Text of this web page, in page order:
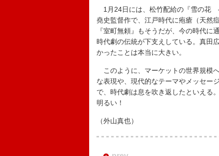
1月24日には、松竹配給の『雪の花
堯史監督作で、江戸時代に疱瘡（天然
『室町無頼』もそうだが、今の時代に
時代劇の伝統が下支えしている。真田
かったことは本当に大きい。
このように、マーケットの世界規模
な表現や、現代的なテーマやメッセー
で、時代劇は息を吹き返したといえる
明るい！
（外山真也）